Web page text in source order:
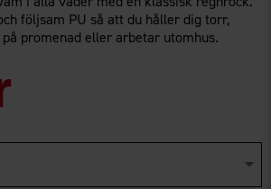
följsam PU så att du håller dig torr,
promenad eller arbetar utomhus.